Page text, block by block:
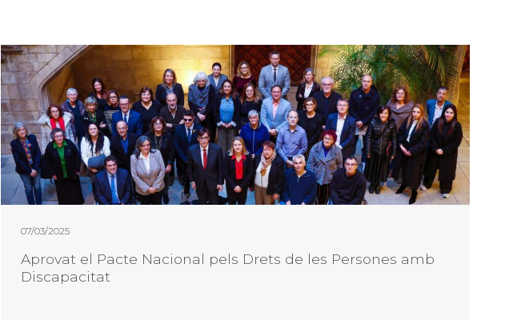
07/03/2025
Aprovat el Pacte Nacional pels Drets de les Persones amb
Discapacitat